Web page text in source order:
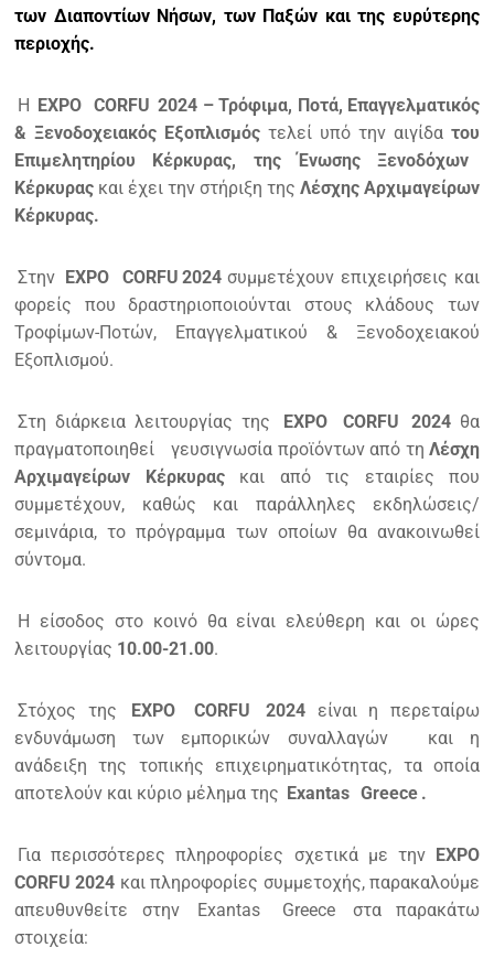
των Διαποντίων Νήσων, των Παξών και της ευρύτερης
περιοχής.
Η EXPO CORFU 2024 – Τρόφιμα, Ποτά, Επαγγελματικός
& Ξενοδοχειακός Εξοπλισμός τελεί υπό την αιγίδα του
Επιμελητηρίου Κέρκυρας, της Ένωσης Ξενοδόχων
Κέρκυρας και έχει την στήριξη της Λέσχης Αρχιμαγείρων
Κέρκυρας.
Στην EXPO CORFU 2024συμμετέχουν επιχειρήσεις και
φορείς που δραστηριοποιούνται στους κλάδους των
Τροφίμων-Ποτών, Επαγγελματικού & Ξενοδοχειακού
Εξοπλισμού.
Στη διάρκεια λειτουργίας της EXPO CORFU 2024θα
πραγματοποιηθεί
γευσιγνωσία προϊόντων από τη Λέσχη
Αρχιμαγείρων Κέρκυραςκαι από τις εταιρίες που
συμμετέχουν, καθώς και παράλληλες εκδηλώσεις/
σεμινάρια, το πρόγραμμα των οποίων θα ανακοινωθεί
σύντομα.
Η είσοδος στο κοινό θα είναι ελεύθερη και οι ώρες
λειτουργίας 10.00-21.00.
Στόχος της EXPO CORFU 2024είναι η περεταίρω
ενδυνάμωση των εμπορικών συναλλαγών
και η
ανάδειξη της τοπικής επιχειρηματικότητας, τα οποία
αποτελούν και κύριο μέλημα της Exantas Greece .
Για περισσότερες πληροφορίες σχετικά με την EXPO
CORFU 2024 και πληροφορίες συμμετοχής, παρακαλούμε
απευθυνθείτε στην
Exantas Greece
στα παρακάτω
στοιχεία: